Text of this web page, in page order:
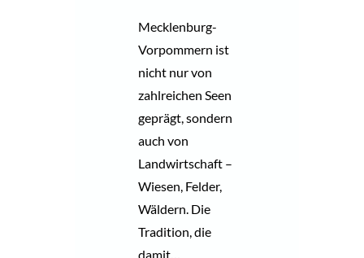
Mecklenburg-
Vorpommern ist
nicht nur von
zahlreichen Seen
geprägt, sondern
auch von
Landwirtschaft –
Wiesen, Felder,
Wäldern. Die
Tradition, die
damit…